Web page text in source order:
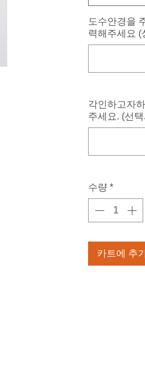
도수안경을
력해주세요 (
각인하고자
주세요. (선
수량 *
카트에 추